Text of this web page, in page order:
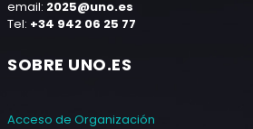
email: 2025@uno.es
Tel: +34 942 06 25 77
SOBRE UNO.ES
Acceso de Organización